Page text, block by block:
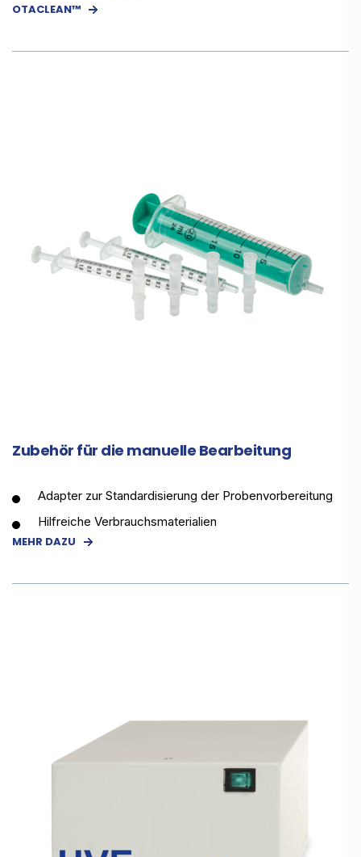
OTACLEAN­™
Zubehör für die manuelle Bearbeitung
Adapter zur Standardisierung der Probenvorbereitung
Hilfreiche Verbrauchsmaterialien
MEHR DAZU